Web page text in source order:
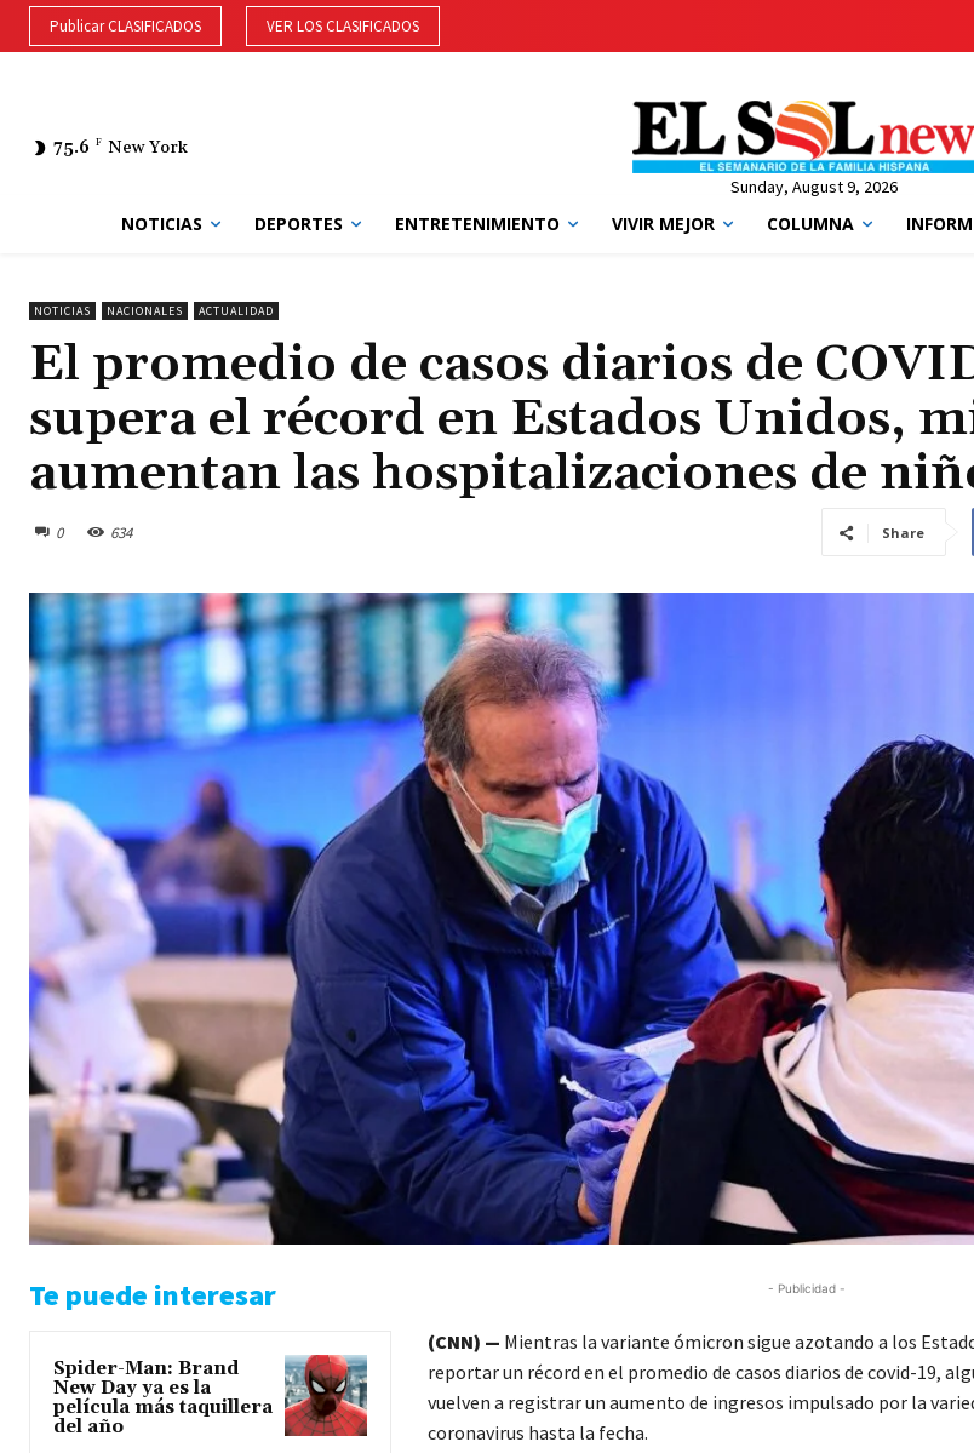
Publicar CLASIFICADOS VER LOS CLASIFICADOS
75.6 F New York
Sunday, August 9, 2026
NOTICIAS DEPORTES ENTRETENIMIENTO VIVIR MEJOR COLUMNA
NOTICIAS NACIONALES ACTUALIDAD
El promedio de casos diarios de
supera el récord en Estados Unidos,
aumentan las hospitalizaciones de
0 634 Share
Te puede interesar
Spider-Man: Brand
New Day ya es la
película más taquillera
del año
- Publicidad -
(CNN) — Mientras la variante ómicron sigue azotando a los
reportar un récord en el promedio de casos diarios de covid-19,
vuelven a registrar un aumento de ingresos impulsado por la
coronavirus hasta la fecha.